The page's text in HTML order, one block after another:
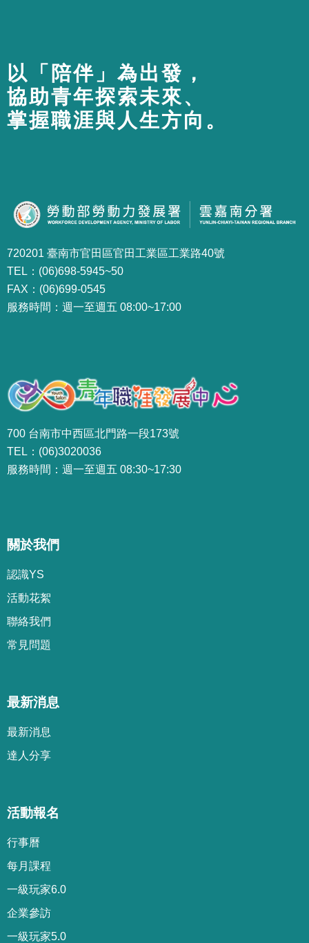
以「陪伴」為出發，
協助青年探索未來、
掌握職涯與人生方向。
720201 臺南市官田區官田工業區工業路40號
TEL：(06)698-5945~50
FAX：(06)699-0545
服務時間：週一至週五 08:00~17:00
700 台南市中西區北門路一段173號
TEL：(06)3020036
服務時間：週一至週五 08:30~17:30
關於我們
認識YS
活動花絮
聯絡我們
常見問題
最新消息
最新消息
達人分享
活動報名
行事曆
每月課程
一級玩家6.0
企業參訪
一級玩家5.0